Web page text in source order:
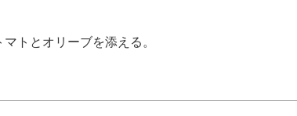
トとオリーブを添える。